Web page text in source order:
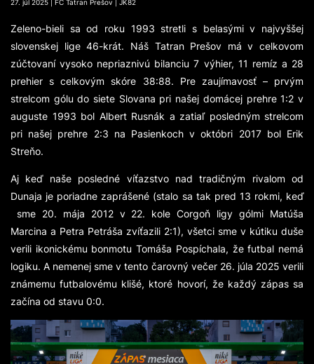
27. júl 2025 | FC Tatran Prešov | JK82
Zeleno-bieli sa od roku 1993 stretli s belasými v najvyššej
slovenskej lige 46-krát. Náš Tatran Prešov má v celkovom
zúčtovaní vysoko nepriaznivú bilanciu 7 výhier, 11 remíz a 28
prehier s celkovým skóre 38:88. Pre zaujímavosť – prvým
strelcom gólu do siete Slovana pri našej domácej prehre 1:2 v
auguste 1993 bol Albert Rusnák a zatiaľ posledným strelcom
pri našej prehre 2:3 na Pasienkoch v októbri 2017 bol Erik
Streňo.
Aj keď naše posledné víťazstvo nad tradičným rivalom od
Dunaja je poriadne zaprášené (stalo sa tak pred 13 rokmi, keď
sme 20. mája 2012 v 22. kole Corgoň ligy gólmi Matúša
Marcina a Petra Petráša zvíťazili 2:1), všetci sme v kútiku duše
verili ikonickému bonmotu Tomáša Pospíchala, že futbal nemá
logiku. A nemenej sme v tento čarovný večer 26. júla 2025 verili
známemu futbalovému klišé, ktoré hovorí, že každý zápas sa
začína od stavu 0:0.